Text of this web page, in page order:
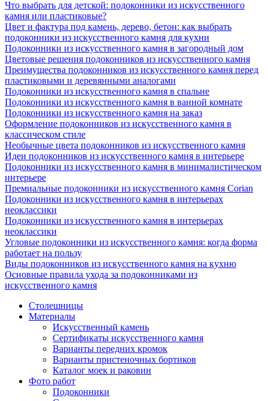
Что выбрать для детской: подоконники из искусственного
камня или пластиковые?
Цвет и фактура под камень, дерево, бетон: как выбрать
подоконники из искусственного камня для кухни
Подоконники из искусственного камня в загородный дом
Цветовые решения подоконников из искусственного камня
Преимущества подоконников из искусственного камня перед
пластиковыми и деревянными аналогами
Подоконники из искусственного камня в спальне
Подоконники из искусственного камня в ванной комнате
Подоконники из искусственного камня на заказ
Оформление подоконников из искусственного камня в
классическом стиле
Необычные цвета подоконников из искусственного камня
Идеи подоконников из искусственного камня в интерьере
Подоконники из искусственного камня в минималистическом
интерьере
Премиальные подоконники из искусственного камня Corian
Подоконники из искусственного камня в интерьерах
неоклассики
Подоконники из искусственного камня в интерьерах
неоклассики
Угловые подоконники из искусственного камня: когда форма
работает на пользу
Виды подоконников из искусственного камня на кухню
Основные правила ухода за подоконниками из
искусственного камня
Столешницы
Материалы
Искусственный камень
Сертификаты искусственного камня
Варианты передних кромок
Варианты пристеночных бортиков
Каталог моек и раковин
Фото работ
Подоконники